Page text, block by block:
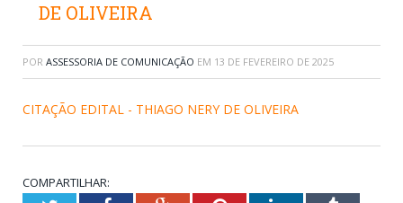
DE OLIVEIRA
POR ASSESSORIA DE COMUNICAÇÃO EM 13 DE FEVEREIRO DE 2025
CITAÇÃO EDITAL - THIAGO NERY DE OLIVEIRA
COMPARTILHAR: